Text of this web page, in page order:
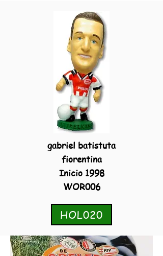
gabriel batistuta
fiorentina
Inicio 1998
WOR006
HOL020